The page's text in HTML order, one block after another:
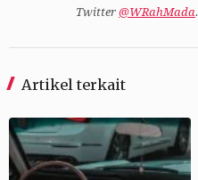
Twitter @WRahMada.
Artikel terkait